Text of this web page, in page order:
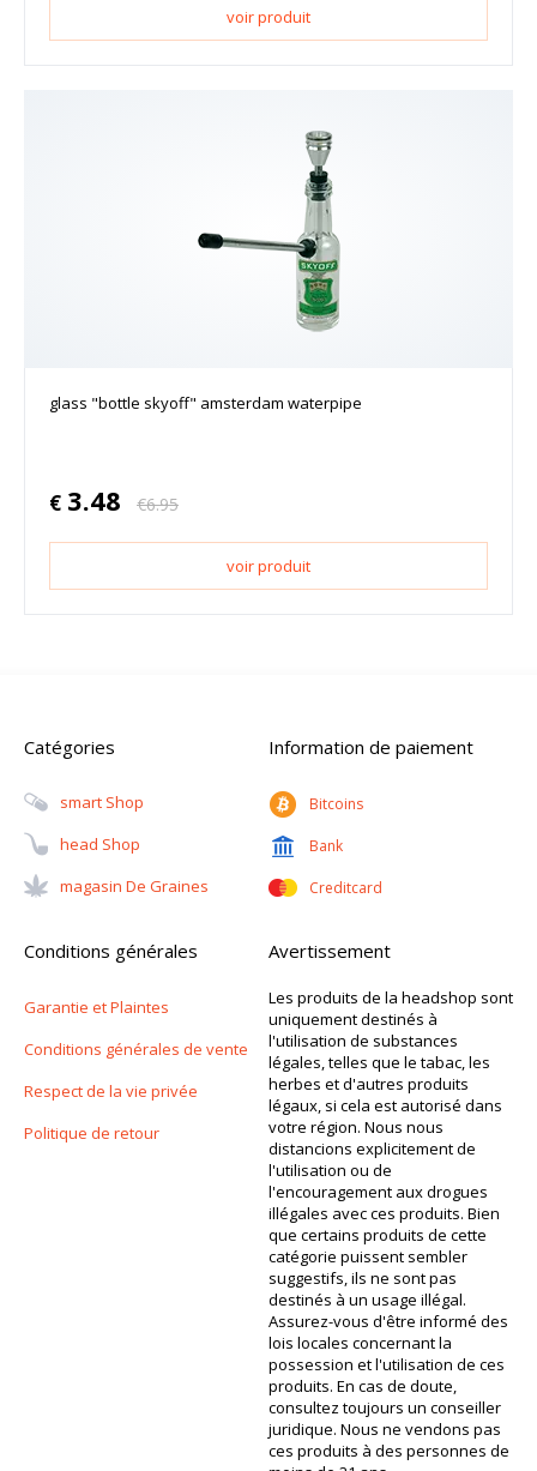
voir produit
glass "bottle skyoff" amsterdam waterpipe
€ 3.48 €6.95
voir produit
Catégories
Smart Shop
Head Shop
Magasin De Graines
Information de paiement
Bitcoins
Bank
Creditcard
Conditions générales
Garantie et Plaintes
Conditions générales de vente
Respect de la vie privée
Politique de retour
Avertissement
Les produits de la headshop sont
uniquement destinés à
l'utilisation de substances
légales, telles que le tabac, les
herbes et d'autres produits
légaux, si cela est autorisé dans
votre région. Nous nous
distancions explicitement de
l'utilisation ou de
l'encouragement aux drogues
illégales avec ces produits. Bien
que certains produits de cette
catégorie puissent sembler
suggestifs, ils ne sont pas
destinés à un usage illégal.
Assurez-vous d'être informé des
lois locales concernant la
possession et l'utilisation de ces
produits. En cas de doute,
consultez toujours un conseiller
juridique. Nous ne vendons pas
ces produits à des personnes de